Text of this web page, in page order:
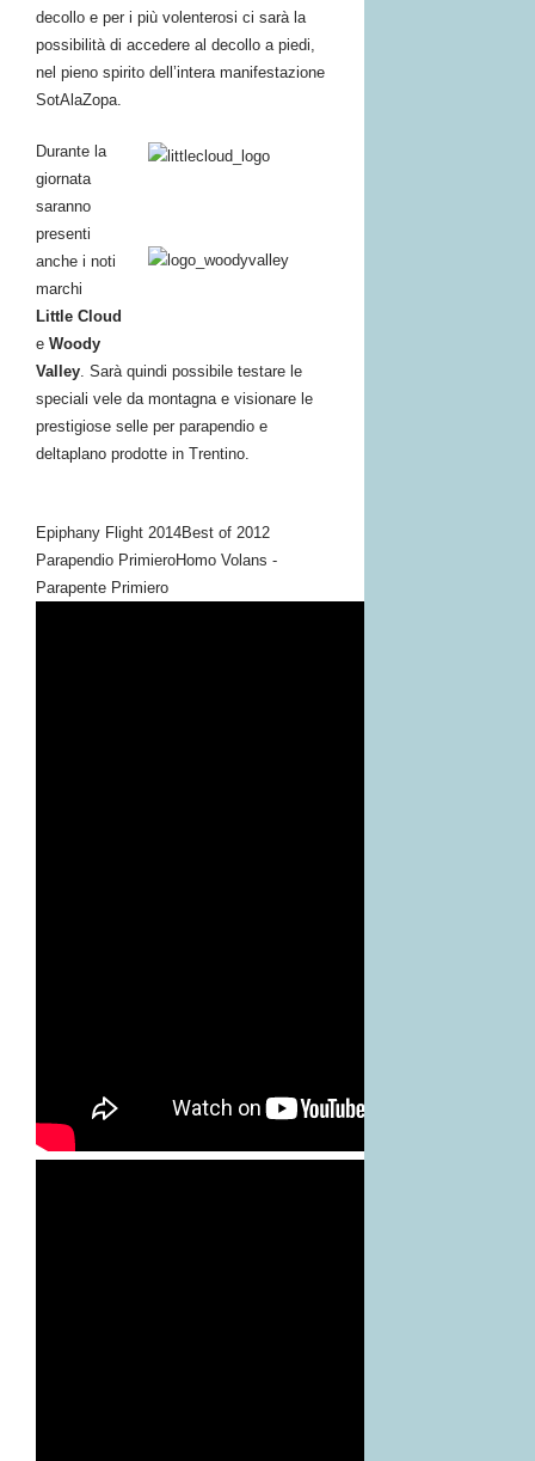
decollo e per i più volenterosi ci sarà la
possibilità di accedere al decollo a piedi,
nel pieno spirito dell’intera manifestazione
SotAlaZopa.
Durante la
giornata
saranno
presenti
anche i noti
marchi
Little Cloud
e Woody
Valley. Sarà quindi possibile testare le
speciali vele da montagna e visionare le
prestigiose selle per parapendio e
deltaplano prodotte in Trentino.
Epiphany Flight 2014Best of 2012
Parapendio PrimieroHomo Volans -
Parapente Primiero